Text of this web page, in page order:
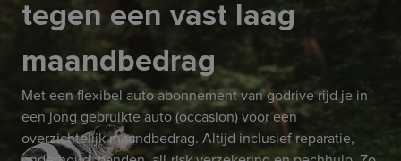
tegen een vast laag
maandbedrag
Met een flexibel auto abonnement van godrive rijd je in
een jong gebruikte auto (occasion) voor een
overzichtelijk maandbedrag. Altijd inclusief reparatie,